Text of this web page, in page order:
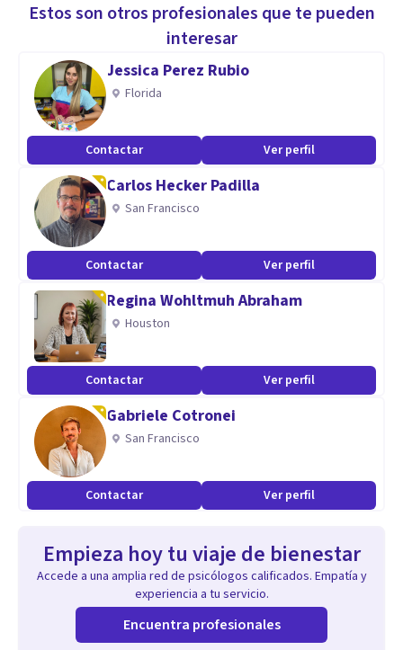
Estos son otros profesionales que te pueden
interesar
Jessica Perez Rubio
Florida
Contactar Ver perfil
Carlos Hecker Padilla
San Francisco
Contactar Ver perfil
Regina Wohltmuh Abraham
Houston
Contactar Ver perfil
Gabriele Cotronei
San Francisco
Contactar Ver perfil
Empieza hoy tu viaje de bienestar
Accede a una amplia red de psicólogos calificados. Empatía y
experiencia a tu servicio.
Encuentra profesionales